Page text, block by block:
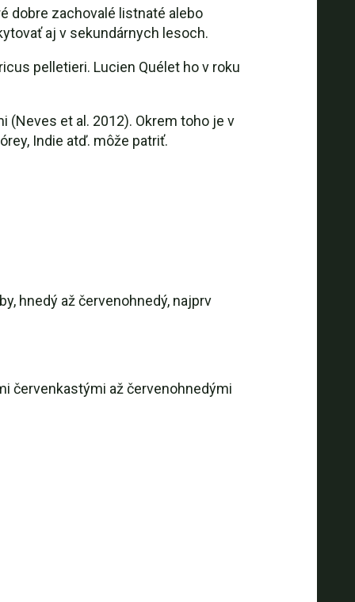
dobre zachovalé listnaté alebo
aj v sekundárnych lesoch.
pelletieri. Lucien Quélet ho v roku
et al. 2012). Okrem toho je v
Indie atď. môže patriť.
hnedý až červenohnedý, najprv
červenkastými až červenohnedými